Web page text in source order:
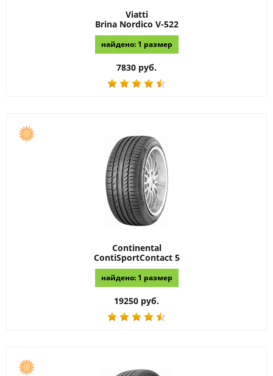
Viatti
Brina Nordico V-522
найдено: 1 размер
7830 руб.
Continental
ContiSportContact 5
найдено: 1 размер
19250 руб.